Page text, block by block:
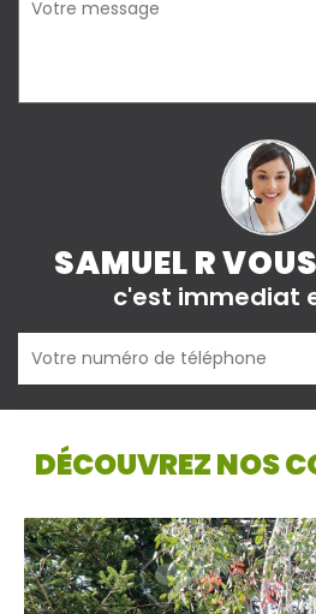
SAMUEL R
c'est immediat
DÉCOUVREZ NOS